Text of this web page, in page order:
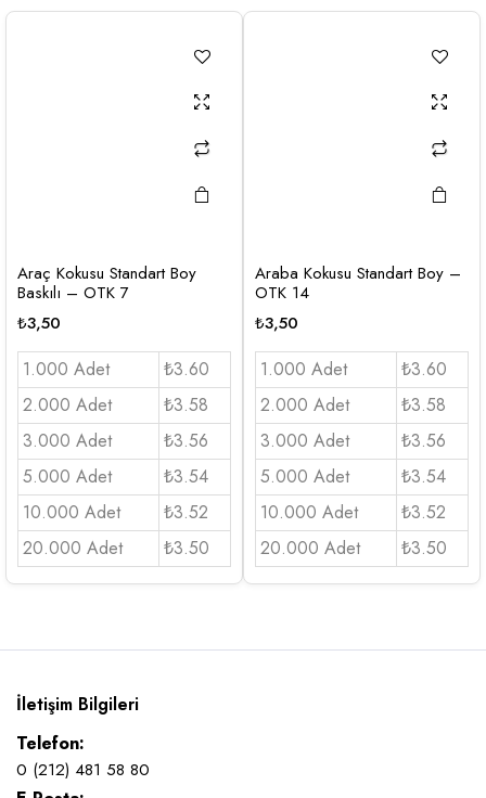
Araç Kokusu Standart Boy
Baskılı – OTK 7
₺3,50
1.000 Adet
₺3.60
2.000 Adet
₺3.58
3.000 Adet
₺3.56
5.000 Adet
₺3.54
10.000 Adet
₺3.52
20.000 Adet
₺3.50
Araba Kokusu Standart Boy –
OTK 14
₺3,50
1.000 Adet
₺3.60
2.000 Adet
₺3.58
3.000 Adet
₺3.56
5.000 Adet
₺3.54
10.000 Adet
₺3.52
20.000 Adet
₺3.50
İletişim Bilgileri
Telefon:
0 (212) 481 58 80